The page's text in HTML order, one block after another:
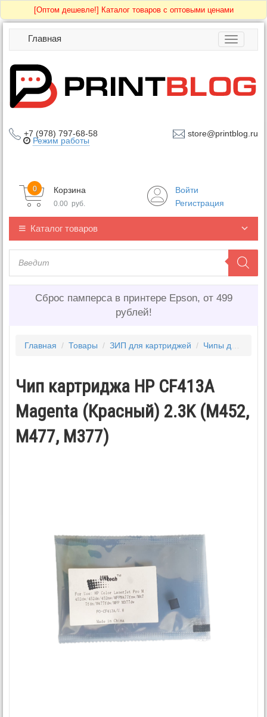
[Оптом дешевле!] Каталог товаров с оптовыми ценами
Toggle
Главная
+7 (978) 797-68-58 store@printblog.ru
Режим работы
Корзина
0
0.00 руб.
Войти
Регистрация
Каталог товаров
Сброс памперса в принтере Epson, от 499
рублей!
Главная / Товары / ЗИП для картриджей / Чипы для картриджей
Чип картриджа HP CF413A
Magenta (Красный) 2.3K (M452,
M477, M377)